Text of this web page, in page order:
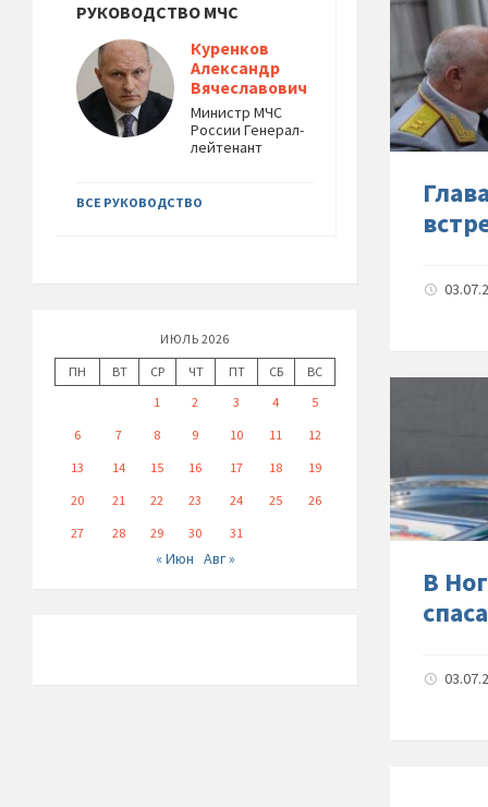
В
РУКОВОДСТВО МЧС
Куренков
Александр
Вячеславович
Министр МЧС
России Генерал-
лейтенант
ВСЕ РУКОВОДСТВО
ИЮЛЬ 2026
ПН
ВТ СР ЧТ ПТ СБ
ВС
1
2 3 4
5
6
7 8 9 10 11
12
13
14 15 16 17 18
19
20
21 22 23 24 25
26
27
28 29 30 31
« Июн Авг »